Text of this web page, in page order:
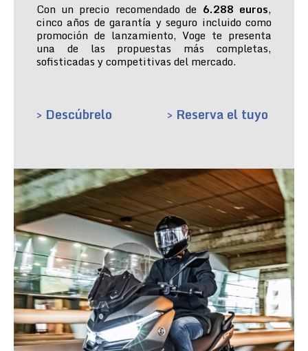
Con un precio recomendado de 6.288 euros,
cinco años de garantía y seguro incluido como
promoción de lanzamiento, Voge te presenta
una de las propuestas más completas,
sofisticadas y competitivas del mercado.
> Descúbrelo > Reserva el tuyo